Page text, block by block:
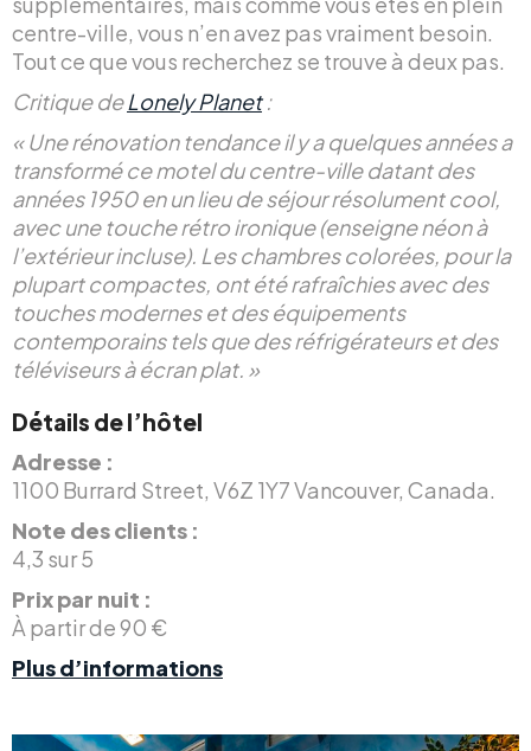
centre-ville, vous n’en avez pas vraiment besoin.
Tout ce que vous recherchez se trouve à deux pas.
Critique deLonely Planet:
« Une rénovation tendance il y a quelques années a
transformé ce motel du centre-ville datant des
années 1950 en un lieu de séjour résolument cool,
avec une touche rétro ironique (enseigne néon à
l’extérieur incluse). Les chambres colorées, pour la
plupart compactes, ont été rafraîchies avec des
touches modernes et des équipements
contemporains tels que des réfrigérateurs et des
téléviseurs à écran plat. »
Détails de l’hôtel
Adresse :
1100 Burrard Street, V6Z 1Y7 Vancouver, Canada.
Note des clients :
4,3 sur 5
Prix par nuit :
À partir de 90 €
Plus d’informations